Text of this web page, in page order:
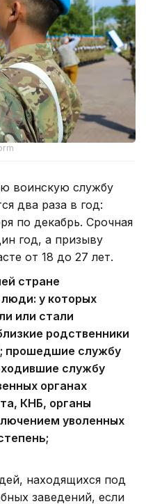
воинскую службу
два раза в год:
по декабрь. Срочная
год, а призыву
от 18 до 27 лет.
стране
у которых
или стали
родственники
прошедшие службу
службу
органах
КНБ, органы
уволенных
находящихся под
заведений, если